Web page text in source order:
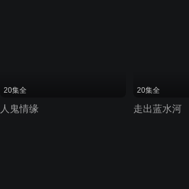
20集全
人鬼情缘
20集全
走出蓝水河